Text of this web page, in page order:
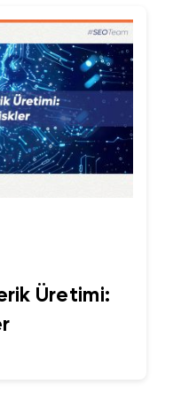
Üretimi: